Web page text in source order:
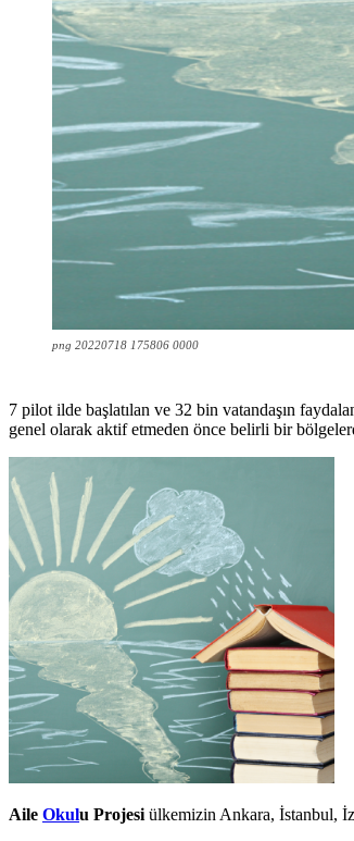
png 20220718 175806 0000
7 pilot ilde başlatılan ve 32 bin vatandaşın
genel olarak aktif etmeden önce belirli bir
Aile Okulu Projesi ülkemizin Ankara, İstanbul,